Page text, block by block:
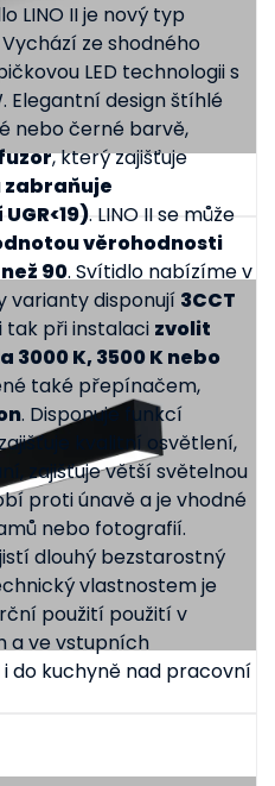
LINO II je nový typ
ze shodného
LED technologii s
Elegantní design štíhlé
nebo černé barvě,
, který zajišťuje
zabraňuje
. LINO II se může
věrohodnosti
90. Svítidlo nabízíme v
varianty disponují 3CCT
tak při instalaci zvolit
K, 3500 K nebo
také přepínačem,
. Disponuje funkcí
kvalitní osvětlení,
zajišťuje větší světelnou
proti únavě a je vhodné
nebo fotografií.
dlouhý bezstarostný
vlastnostem je
použití použití v
a ve vstupních
do kuchyně nad pracovní